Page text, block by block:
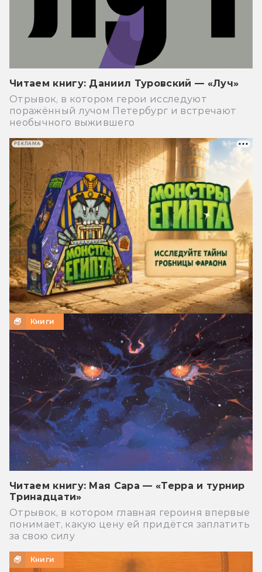
Читаем книгу: Даниил Туровский — «Луч»
Отрывок, в котором герои исследуют
поражённый лучом Петербург и встречают
необычного выжившего
Книги
Читаем книгу: Мая Сара — «Терра и турнир
Тринадцати»
Отрывок, в котором главная героиня впервые
понимает, какую цену ей придётся заплатить
за свою силу
Книги
РЕКЛАМА